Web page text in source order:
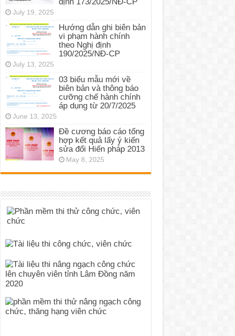
July 19, 2025
Hướng dẫn ghi biên bản
vi phạm hành chính
theo Nghị định
190/2025/NĐ-CP
July 13, 2025
03 biểu mẫu mới về
biên bản và thông báo
cưỡng chế hành chính
áp dụng từ 20/7/2025
June 13, 2025
Đề cương báo cáo tổng
hợp kết quả lấy ý kiến
sửa đổi Hiến pháp 2013
May 8, 2025